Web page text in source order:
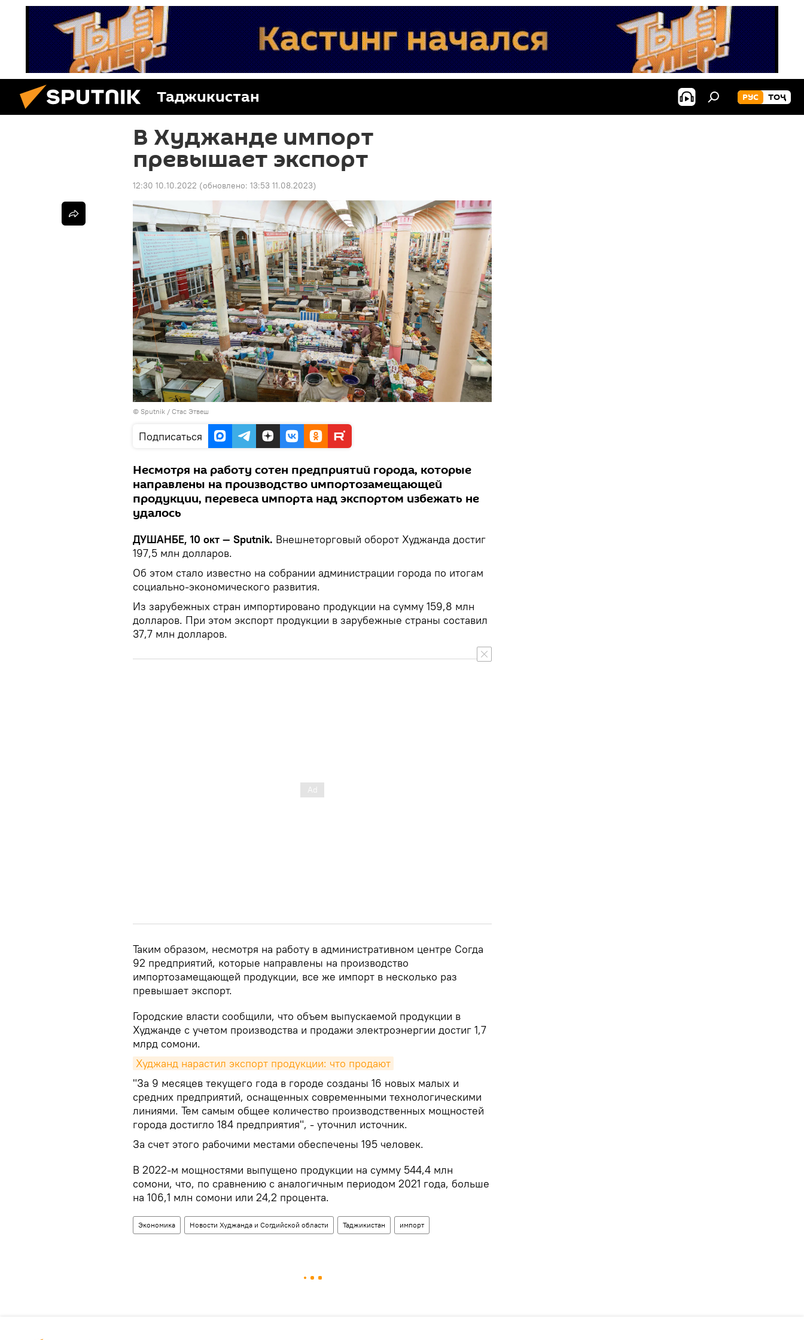
Таджикистан РУС ТОҶ
В Худжанде импорт
превышает экспорт
12:30 10.10.2022 (обновлено: 13:53 11.08.2023)
© Sputnik / Стас Этвеш
Подписаться
Несмотря на работу сотен предприятий города, которые
направлены на производство импортозамещающей
продукции, перевеса импорта над экспортом избежать не
удалось
ДУШАНБЕ, 10 окт — Sputnik. Внешнеторговый оборот Худжанда достиг
197,5 млн долларов.
Об этом стало известно на собрании администрации города по итогам
социально-экономического развития.
Из зарубежных стран импортировано продукции на сумму 159,8 млн
долларов. При этом экспорт продукции в зарубежные страны составил
37,7 млн долларов.
Таким образом, несмотря на работу в административном центре Согда
92 предприятий, которые направлены на производство
импортозамещающей продукции, все же импорт в несколько раз
превышает экспорт.
Городские власти сообщили, что объем выпускаемой продукции в
Худжанде с учетом производства и продажи электроэнергии достиг 1,7
млрд сомони.
Худжанд нарастил экспорт продукции: что продают
"За 9 месяцев текущего года в городе созданы 16 новых малых и
средних предприятий, оснащенных современными технологическими
линиями. Тем самым общее количество производственных мощностей
города достигло 184 предприятия", - уточнил источник.
За счет этого рабочими местами обеспечены 195 человек.
В 2022-м мощностями выпущено продукции на сумму 544,4 млн
сомони, что, по сравнению с аналогичным периодом 2021 года, больше
на 106,1 млн сомони или 24,2 процента.
Экономика Новости Худжанда и Согдийской области Таджикистан импорт